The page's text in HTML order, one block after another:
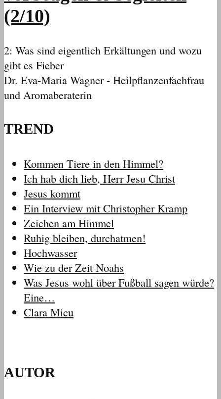
(2/10)
2: Was sind eigentlich Erkältungen und wozu
gibt es Fieber
Dr. Eva-Maria Wagner - Heilpflanzenfachfrau
und Aromaberaterin
TREND
Kommen Tiere in den Himmel?
Ich hab dich lieb, Herr Jesu Christ
Jesus kommt
Ein Interview mit Christopher Kramp
Zeichen am Himmel
Ruhig bleiben, durchatmen!
Hochwasser
Wie zu der Zeit Noahs
Was Jesus wohl über Fußball sagen würde?
Eine…
Clara Micu
AUTOR